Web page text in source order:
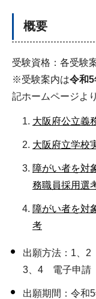
概要
受験資格：各受験
※受験案内は令和
記ホームページよ
大阪府公立義
大阪府立学校
障がい者を対
務職員採用選
障がい者を対
考
出願方法：1、2
3、4 電子申請
出願期間：令和